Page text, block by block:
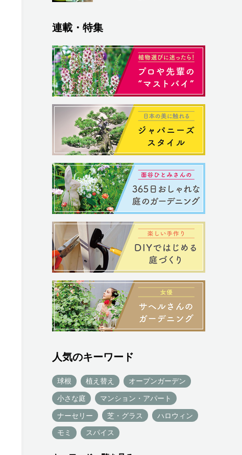
連載・特集
人気のキーワード
球根 植え替え オープンガーデン
小さな庭 マンション・アパート
ナーセリー 芝・グラス ハロウィン
モミ スパイス